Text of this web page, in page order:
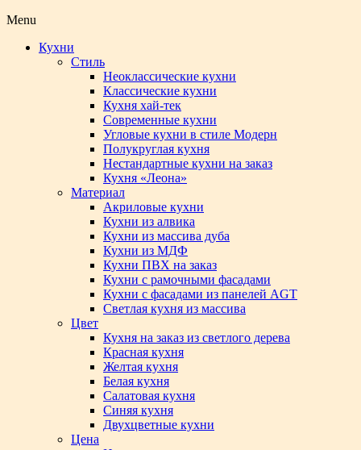
Menu
Кухни
Стиль
Неоклассические кухни
Классические кухни
Кухня хай-тек
Современные кухни
Угловые кухни в стиле Модерн
Полукруглая кухня
Нестандартные кухни на заказ
Кухня «Леона»
Материал
Акриловые кухни
Кухни из алвика
Кухни из массива дуба
Кухни из МДФ
Кухни ПВХ на заказ
Кухни с рамочными фасадами
Кухни с фасадами из панелей AGT
Светлая кухня из массива
Цвет
Кухня на заказ из светлого дерева
Красная кухня
Желтая кухня
Белая кухня
Салатовая кухня
Синяя кухня
Двухцветные кухни
Цена